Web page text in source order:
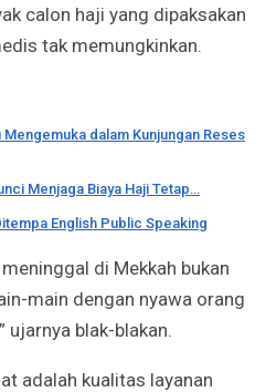
calon haji yang dipaksakan
tak memungkinkan.
Mengemuka dalam Kunjungan Reses
Menjaga Biaya Haji Tetap…
English Public Speaking
di Mekkah bukan
main dengan nyawa orang
ujarnya blak-blakan.
adalah kualitas layanan